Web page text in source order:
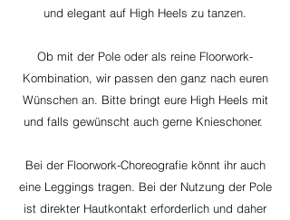
und elegant auf High Heels zu tanzen.
Ob mit der Pole oder als reine Floorwork-
Kombination, wir passen den ganz nach euren
Wünschen an. Bitte bringt eure High Heels mit
und falls gewünscht auch gerne Knieschoner.
Bei der Floorwork-Choreografie könnt ihr auch
eine Leggings tragen. Bei der Nutzung der Pole
ist direkter Hautkontakt erforderlich und daher